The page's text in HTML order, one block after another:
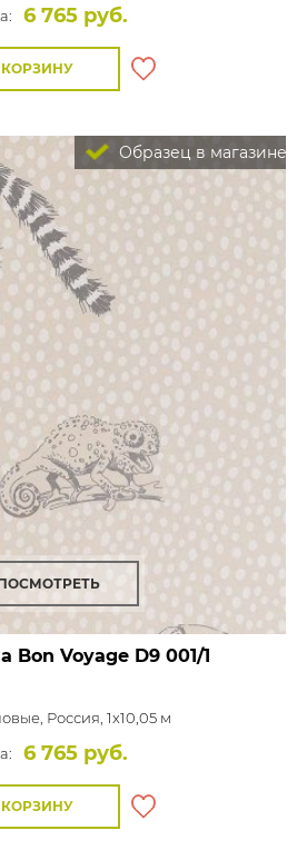
6 765 руб.
КОРЗИНУ
Образец в магазине
Bon VoyageD9 001/1
Россия, 1x10,05 м
6 765 руб.
КОРЗИНУ